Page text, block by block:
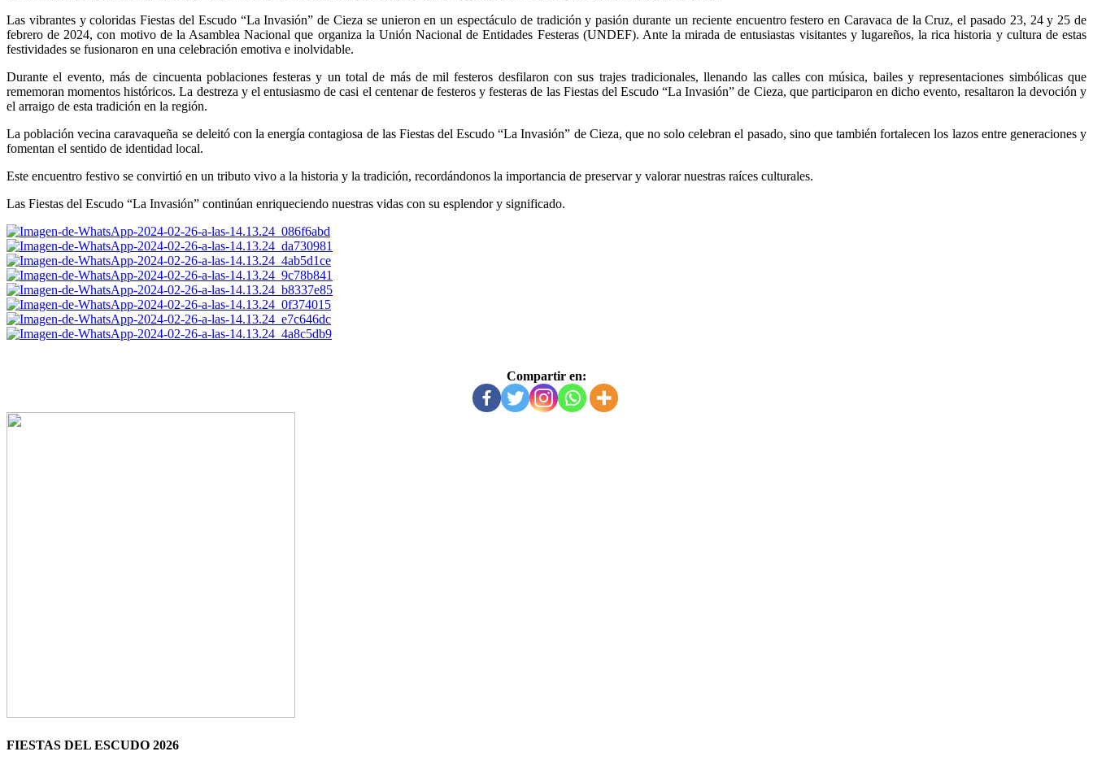
Las vibrantes y coloridas Fiestas del Escudo “La Invasión” de Cieza se unieron en un espectáculo de tradición y pasión durante un reciente encuentro festero en Caravaca de la Cruz, el pasado 23, 24 y 25 de
febrero de 2024, con motivo de la Asamblea Nacional que organiza la Unión Nacional de Entidades Festeras (UNDEF). Ante la mirada de entusiastas visitantes y lugareños, la rica historia y cultura de estas
festividades se fusionaron en una celebración emotiva e inolvidable.
Durante el evento, más de cincuenta poblaciones festeras y un total de más de mil festeros desfilaron con sus trajes tradicionales, llenando las calles con música, bailes y representaciones simbólicas que
rememoran momentos históricos. La destreza y el entusiasmo de casi el centenar de festeros y festeras de las Fiestas del Escudo “La Invasión” de Cieza, que participaron en dicho evento, resaltaron la devoción y
el arraigo de esta tradición en la región.
La población vecina caravaqueña se deleitó con la energía contagiosa de las Fiestas del Escudo “La Invasión” de Cieza, que no solo celebran el pasado, sino que también fortalecen los lazos entre generaciones y
fomentan el sentido de identidad local.
Este encuentro festivo se convirtió en un tributo vivo a la historia y la tradición, recordándonos la importancia de preservar y valorar nuestras raíces culturales.
Las Fiestas del Escudo “La Invasión” continúan enriqueciendo nuestras vidas con su esplendor y significado.
Compartir en:
FIESTAS DEL ESCUDO 2026